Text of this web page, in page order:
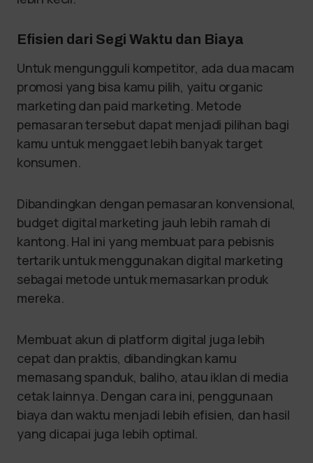
Efisien dari Segi Waktu dan Biaya
Untuk mengungguli kompetitor, ada dua macam
promosi yang bisa kamu pilih, yaitu organic
marketing dan paid marketing. Metode
pemasaran tersebut dapat menjadi pilihan bagi
kamu untuk menggaet lebih banyak target
konsumen.
Dibandingkan dengan pemasaran konvensional,
budget digital marketing jauh lebih ramah di
kantong. Hal ini yang membuat para pebisnis
tertarik untuk menggunakan digital marketing
sebagai metode untuk memasarkan produk
mereka.
Membuat akun di platform digital juga lebih
cepat dan praktis, dibandingkan kamu
memasang spanduk, baliho, atau iklan di media
cetak lainnya. Dengan cara ini, penggunaan
biaya dan waktu menjadi lebih efisien, dan hasil
yang dicapai juga lebih optimal.